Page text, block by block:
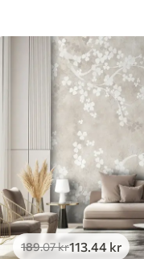
189.07kr113 .44 kr